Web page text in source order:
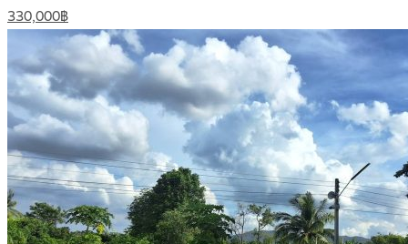
330,000฿